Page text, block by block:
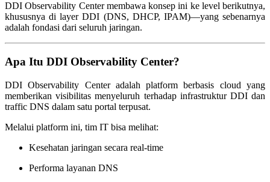
DDI Observability Center membawa konsep ini ke level berikutnya,
khususnya di layer DDI (DNS, DHCP, IPAM)—yang sebenarnya
adalah fondasi dari seluruh jaringan.
Apa Itu DDI Observability Center?
DDI Observability Center adalah platform berbasis cloud yang
memberikan visibilitas menyeluruh terhadap infrastruktur DDI dan
traffic DNS dalam satu portal terpusat.
Melalui platform ini, tim IT bisa melihat:
Kesehatan jaringan secara real-time
Performa layanan DNS